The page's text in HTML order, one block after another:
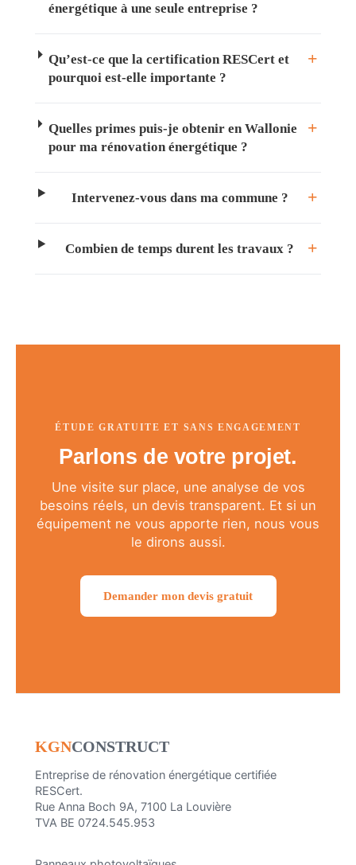
énergétique à une seule entreprise ?
Qu’est-ce que la certification RESCert et
pourquoi est-elle importante ?
Quelles primes puis-je obtenir en Wallonie
pour ma rénovation énergétique ?
Intervenez-vous dans ma commune ?
Combien de temps durent les travaux ?
ÉTUDE GRATUITE ET SANS ENGAGEMENT
Parlons de votre projet.
Une visite sur place, une analyse de vos
besoins réels, un devis transparent. Et si un
équipement ne vous apporte rien, nous vous
le dirons aussi.
Demander mon devis gratuit
KGNCONSTRUCT
Entreprise de rénovation énergétique certifiée
RESCert.
Rue Anna Boch 9A, 7100 La Louvière
TVA BE 0724.545.953